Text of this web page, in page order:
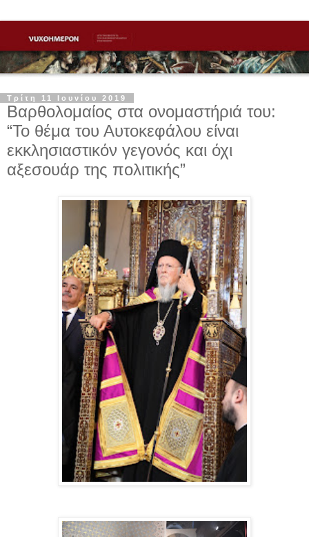
Τρίτη 11 Ιουνίου 2019
Βαρθολομαίος στα ονομαστήριά του:
“Το θέμα του Αυτοκεφάλου είναι
εκκλησιαστικόν γεγονός και όχι
αξεσουάρ της πολιτικής”